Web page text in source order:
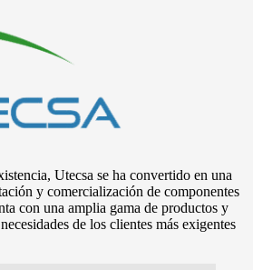
Utecsa se ha convertido en una
y comercialización de componentes
con una amplia gama de productos y
de los clientes más exigentes